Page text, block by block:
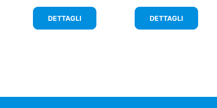
DETTAGLI DETTAGLI